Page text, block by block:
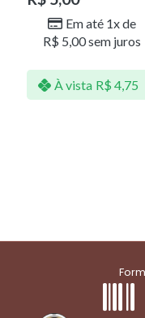
Em até 1x de
R$ 5,00sem juros
À vista R$ 4,75